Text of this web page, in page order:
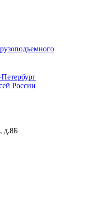
России
д.8Б